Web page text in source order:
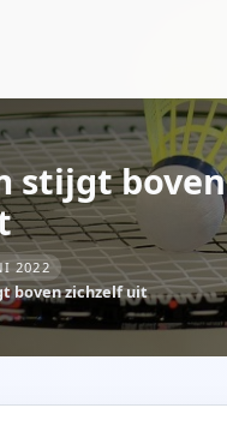
stijgt boven
2022
boven zichzelf uit